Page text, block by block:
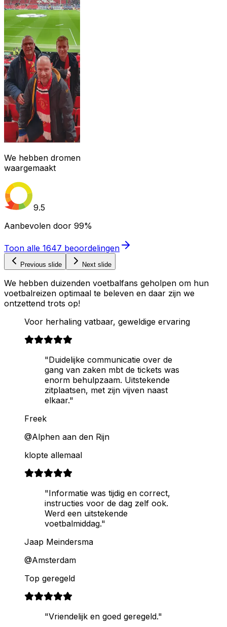
We hebben dromen
waargemaakt
9.5
Aanbevolen door 99%
Toon alle 1647 beoordelingen
Previous slide Next slide
We hebben duizenden voetbalfans geholpen om hun
voetbalreizen optimaal te beleven en daar zijn we
ontzettend trots op!
Voor herhaling vatbaar, geweldige ervaring
"Duidelijke communicatie over de
gang van zaken mbt de tickets was
enorm behulpzaam. Uitstekende
zitplaatsen, met zijn vijven naast
elkaar."
Freek
@Alphen aan den Rijn
klopte allemaal
"Informatie was tijdig en correct,
instructies voor de dag zelf ook.
Werd een uitstekende
voetbalmiddag."
Jaap Meindersma
@Amsterdam
Top geregeld
"Vriendelijk en goed geregeld."